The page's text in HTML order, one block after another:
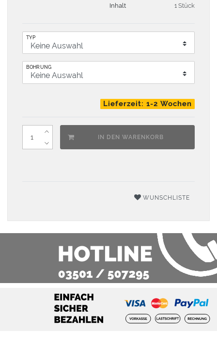
Inhalt 1 Stück
TYP
BOHRUNG
Lieferzeit: 1-2 Wochen
IN DEN WARENKORB
WUNSCHLISTE